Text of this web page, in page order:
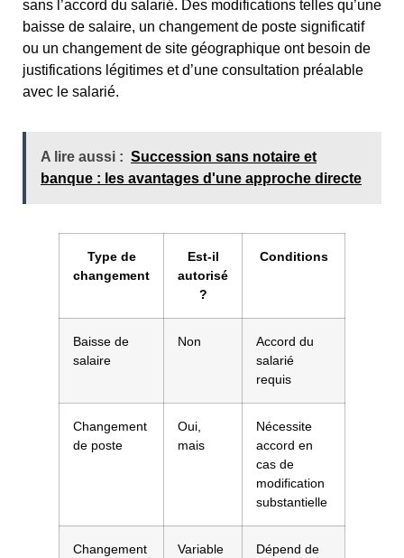
sans l’accord du salarié. Des modifications telles qu’une
baisse de salaire, un changement de poste significatif
ou un changement de site géographique ont besoin de
justifications légitimes et d’une consultation préalable
avec le salarié.
A lire aussi : Succession sans notaire et
banque : les avantages d'une approche directe
Type de
changement
Est-il
autorisé
?
Conditions
Baisse de
salaire
Non
Accord du
salarié
requis
Changement
de poste
Oui,
mais
Nécessite
accord en
cas de
modification
substantielle
Changement
Variable
Dépend de